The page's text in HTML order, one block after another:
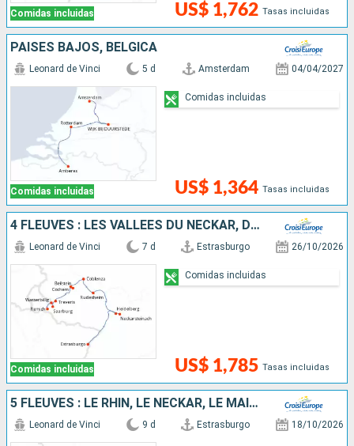
Comidas incluidas US$ 1,762 Tasas incluidas
PAISES BAJOS, BÉLGICA
Comidas incluidas
Leonard de Vinci 5 d Amsterdam 04/04/2027
US$ 1,364 Tasas incluidas
Comidas incluidas
4 FLEUVES : LES VALLÉES DU NECKAR, DU RHIN ROMANTIQUE, DE LA MOSELLE ET DE LA SARRE
Comidas incluidas
Leonard de Vinci 7 d Estrasburgo 26/10/2026
US$ 1,785 Tasas incluidas
Comidas incluidas
5 FLEUVES : LE RHIN, LE NECKAR, LE MAIN, LA MOSELLE ET LA SARRE
Leonard de Vinci 9 d Estrasburgo 18/10/2026